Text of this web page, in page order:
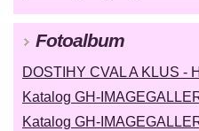
Fotoalbum
DOSTIHY CVAL A KLUS -
Katalog GH-
Katalog GH-